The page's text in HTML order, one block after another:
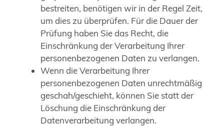
bestreiten, benötigen wir in der Regel Zeit,
um dies zu überprüfen. Für die Dauer der
Prüfung haben Sie das Recht, die
Einschränkung der Verarbeitung Ihrer
personenbezogenen Daten zu verlangen.
Wenn die Verarbeitung Ihrer
personenbezogenen Daten unrechtmäßig
geschah/geschieht, können Sie statt der
Löschung die Einschränkung der
Datenverarbeitung verlangen.